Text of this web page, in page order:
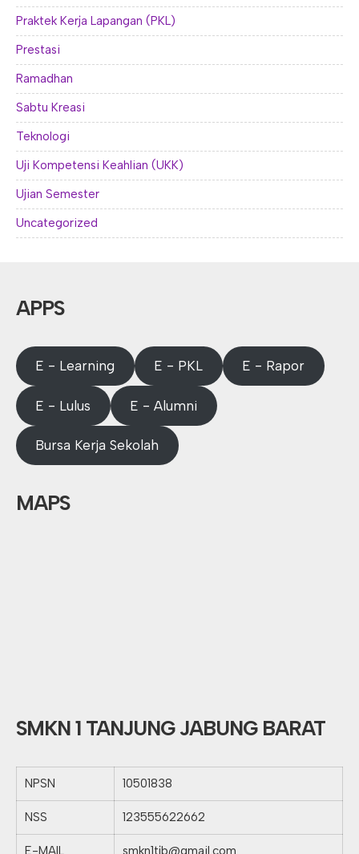
Praktek Kerja Lapangan (PKL)
Prestasi
Ramadhan
Sabtu Kreasi
Teknologi
Uji Kompetensi Keahlian (UKK)
Ujian Semester
Uncategorized
APPS
E - Learning E - PKL E - Rapor
E - Lulus E - Alumni
Bursa Kerja Sekolah
MAPS
SMKN 1 TANJUNG JABUNG BARAT
NPSN 10501838
NSS 123555622662